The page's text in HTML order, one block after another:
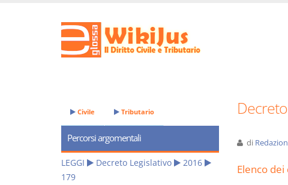
di
Elenco dei
Civile Tributario
Percorsi argomentali
LEGGI Decreto Legislativo
2016
179